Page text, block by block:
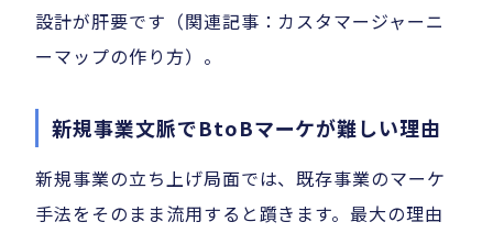
設計が肝要です（関連記事：カスタマージャーニ
ーマップの作り方）。
新規事業文脈でBtoBマーケが難しい理由
新規事業の立ち上げ局面では、既存事業のマーケ
手法をそのまま流用すると躓きます。最大の理由